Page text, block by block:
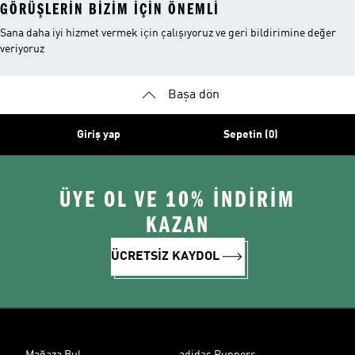
GÖRÜŞLERIN BIZIM IÇIN ÖNEMLI
Sana daha iyi hizmet vermek için çalışıyoruz ve geri bildirimine değer
veriyoruz
Başa dön
Giriş yap Sepetin (0)
ÜYE OL VE 10% İNDİRİM
KAZAN
ÜCRETSİZ KAYDOL